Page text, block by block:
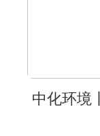
中化环境